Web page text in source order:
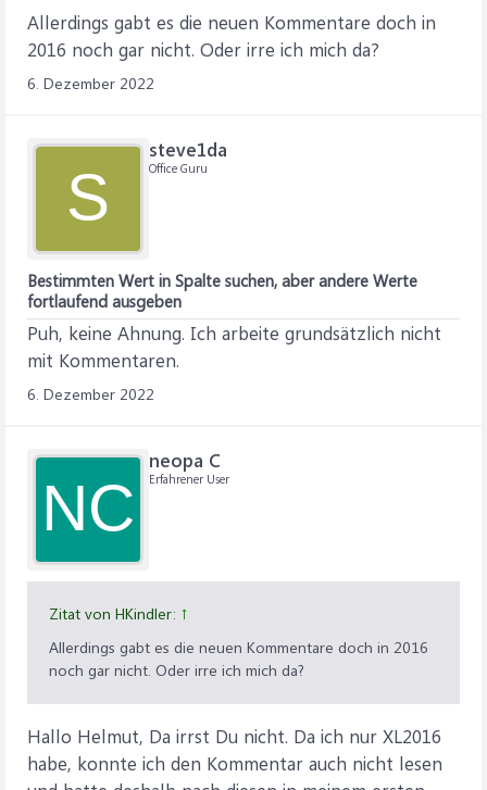
Allerdings gabt es die neuen Kommentare doch in
2016 noch gar nicht. Oder irre ich mich da?
6. Dezember 2022
S
steve1da
Office Guru
Bestimmten Wert in Spalte suchen, aber andere Werte
fortlaufend ausgeben
Puh, keine Ahnung. Ich arbeite grundsätzlich nicht
mit Kommentaren.
6. Dezember 2022
NC
neopa C
Erfahrener User
Zitat von HKindler: ↑
Allerdings gabt es die neuen Kommentare doch in 2016
noch gar nicht. Oder irre ich mich da?
Hallo Helmut, Da irrst Du nicht. Da ich nur XL2016
habe, konnte ich den Kommentar auch nicht lesen